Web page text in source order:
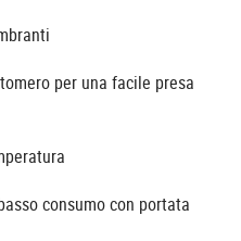
per una facile presa
consumo con portata